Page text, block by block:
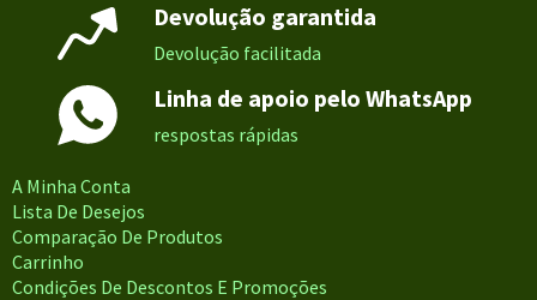
Devolução garantida
Devolução facilitada
Linha de apoio pelo WhatsApp
respostas rápidas
A Minha Conta
Lista De Desejos
Comparação De Produtos
Carrinho
Condições De Descontos E Promoções